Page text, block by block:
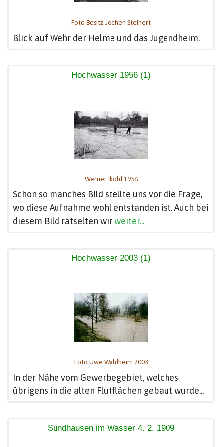
Foto Besitz Jochen Steinert
Blick auf Wehr der Helme und das Jugendheim.
Hochwasser 1956 (1)
Werner Ibold 1956
Schon so manches Bild stellte uns vor die Frage,
wo diese Aufnahme wohl entstanden ist. Auch bei
diesem Bild rätselten wirweiter...
Hochwasser 2003 (1)
Foto Uwe Waldheim 2003
In der Nähe vom Gewerbegebiet, welches
übrigens in die alten Flutflächen gebaut wurde...
Sundhausen im Wasser 4. 2. 1909